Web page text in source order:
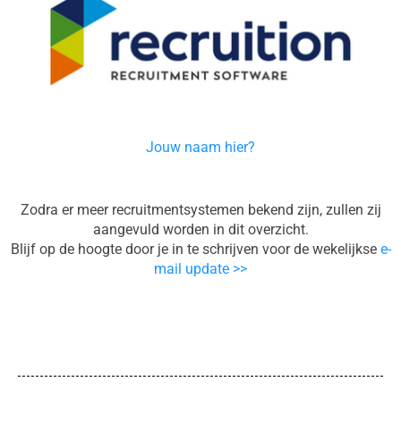
Jouw naam hier?
Zodra er meer recruitmentsystemen bekend zijn, zullen zij
aangevuld worden in dit overzicht.
Blijf op de hoogte door je in te schrijven voor de wekelijkse e-
mail update >>